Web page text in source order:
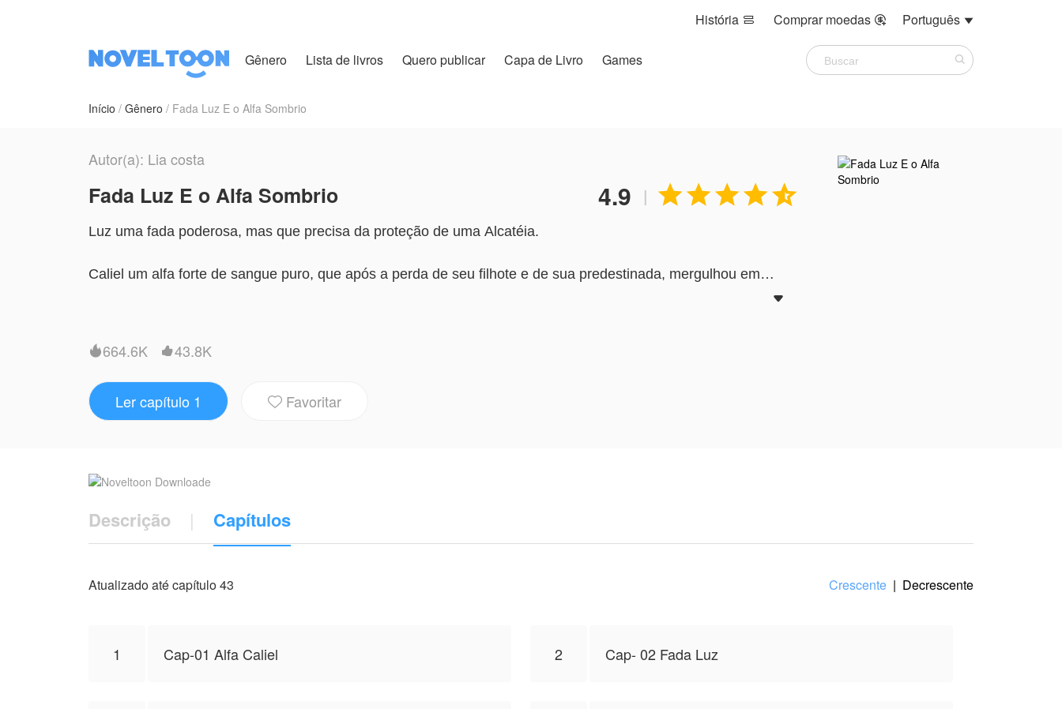
História  Comprar moedas  Português 
Gênero Lista de livros Quero publicar Capa de Livro Games
Início Gênero Fada Luz E o Alfa Sombrio
Autor(a): Lia costa
Fada Luz E o Alfa Sombrio 4.9 | 
Luz uma fada poderosa, mas que precisa da proteção de uma Alcatéia.
Caliel um alfa forte de sangue puro, que após a perda de seu filhote e de sua predestinada, mergulhou em
Vamos descobrir juntos em mais uma linda história de amor.
observação: Está obra é totalmente fictícia, baseada na minha imaginação e em algumas pesquisas sobre esse
Convido você que está lendo esta sinopse a embarcar comigo nesse mundo repleto de fantasia.
Desde já agradeço, boa leitura.
NovelToon tem autorização de Lia costa para publicar esta obra, o conteúdo é baseado na perspectiva do(a)

664.6K 43.8K
Ler capítulo 1  Favoritar
Descrição | Capítulos
Atualizado até capítulo 43 Crescente | Decrescente
1 Cap-01 Alfa Caliel 2 Cap- 02 Fada Luz